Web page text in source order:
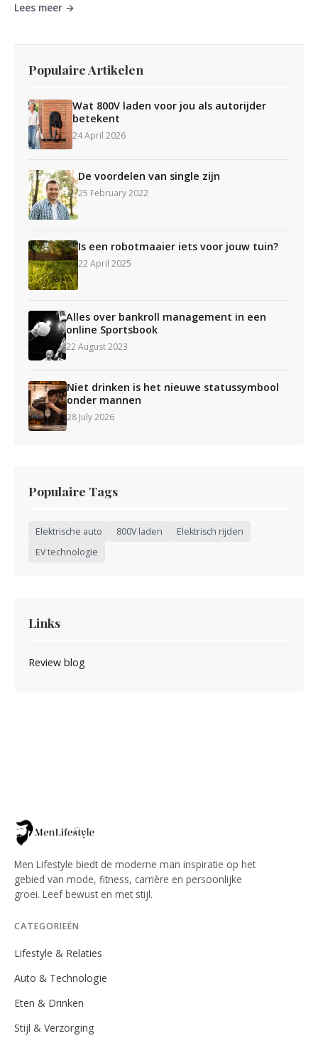
Lees meer →
Populaire Artikelen
Wat 800V laden voor jou als autorijder
betekent
24 April 2026
De voordelen van single zijn
25 February 2022
Is een robotmaaier iets voor jouw tuin?
22 April 2025
Alles over bankroll management in een
online Sportsbook
22 August 2023
Niet drinken is het nieuwe statussymbool
onder mannen
28 July 2026
Populaire Tags
Elektrische auto 800V laden
Elektrisch rijden
EV technologie
Links
Review blog
Men Lifestyle biedt de moderne man inspiratie op het
gebied van mode, fitness, carrière en persoonlijke
groei. Leef bewust en met stijl.
CATEGORIEËN
Lifestyle & Relaties
Auto & Technologie
Eten & Drinken
Stijl & Verzorging